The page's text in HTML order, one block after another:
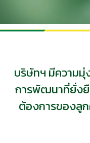
บริษัทฯ มีความ
การพัฒนาที่ยั่ง
ต้องการของลู